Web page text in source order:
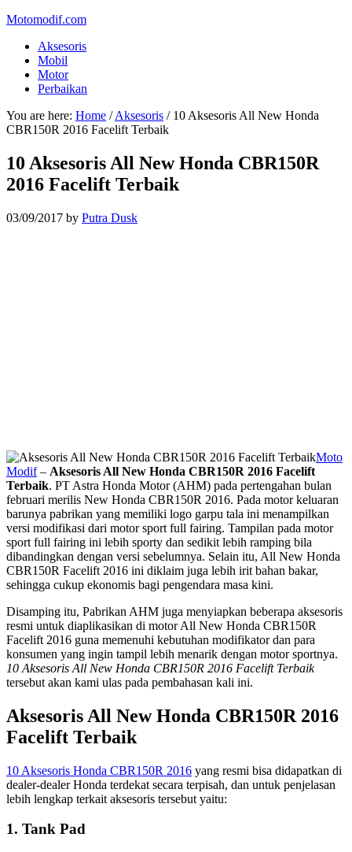
Motomodif.com
Aksesoris
Mobil
Motor
Perbaikan
You are here: Home / Aksesoris /10 Aksesoris All New Honda
CBR150R 2016 Facelift Terbaik
10 Aksesoris All New Honda CBR150R
2016 Facelift Terbaik
03/09/2017 by Putra Dusk
Moto
Modif– Aksesoris All New Honda CBR150R 2016 Facelift
Terbaik. PT Astra Honda Motor (AHM) pada pertengahan bulan
februari merilis New Honda CBR150R 2016. Pada motor keluaran
barunya pabrikan yang memiliki logo garpu tala ini menampilkan
versi modifikasi dari motor sport full fairing. Tampilan pada motor
sport full fairing ini lebih sporty dan sedikit lebih ramping bila
dibandingkan dengan versi sebelumnya. Selain itu, All New Honda
CBR150R Facelift 2016 ini diklaim juga lebih irit bahan bakar,
sehingga cukup ekonomis bagi pengendara masa kini.
Disamping itu, Pabrikan AHM juga menyiapkan beberapa aksesoris
resmi untuk diaplikasikan di motor All New Honda CBR150R
Facelift 2016 guna memenuhi kebutuhan modifikator dan para
konsumen yang ingin tampil lebih menarik dengan motor sportnya.
10 Aksesoris All New Honda CBR150R 2016 Facelift Terbaik
tersebut akan kami ulas pada pembahasan kali ini.
Aksesoris All New Honda CBR150R 2016
Facelift Terbaik
10 Aksesoris Honda CBR150R 2016 yang resmi bisa didapatkan di
dealer-dealer Honda terdekat secara terpisah, dan untuk penjelasan
lebih lengkap terkait aksesoris tersebut yaitu:
1. Tank Pad